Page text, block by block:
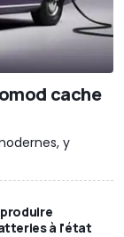
cache
y
à l'état